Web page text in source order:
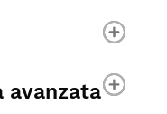
avanzata